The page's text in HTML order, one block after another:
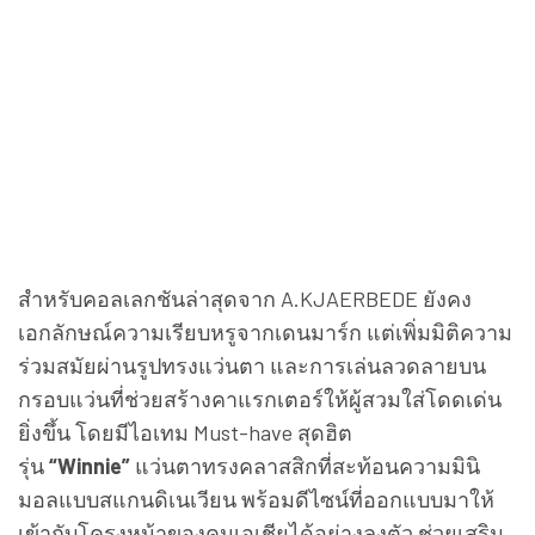
สำหรับคอลเลกชันล่าสุดจาก A.KJAERBEDE ยังคง
เอกลักษณ์ความเรียบหรูจากเดนมาร์ก แต่เพิ่มมิติความ
ร่วมสมัยผ่านรูปทรงแว่นตา และการเล่นลวดลายบน
กรอบแว่นที่ช่วยสร้างคาแรกเตอร์ให้ผู้สวมใส่โดดเด่น
ยิ่งขึ้น โดยมีไอเทม Must-have สุดฮิต
รุ่น“Winnie” แว่นตาทรงคลาสสิกที่สะท้อนความมินิ
มอลแบบสแกนดิเนเวียน พร้อมดีไซน์ที่ออกแบบมาให้